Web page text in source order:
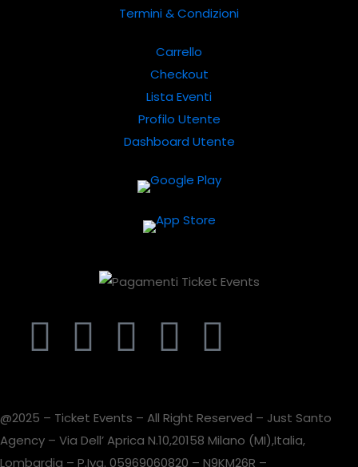
Termini & Condizioni
Carrello
Checkout
Lista Eventi
Profilo Utente
Dashboard Utente
@2025 – Ticket Events – All Right Reserved – Just Santo
Agency – Via Dell’ Aprica N.10,20158 Milano (MI),Italia,
Lombardia – P.Iva. 05969060820 – N9KM26R –